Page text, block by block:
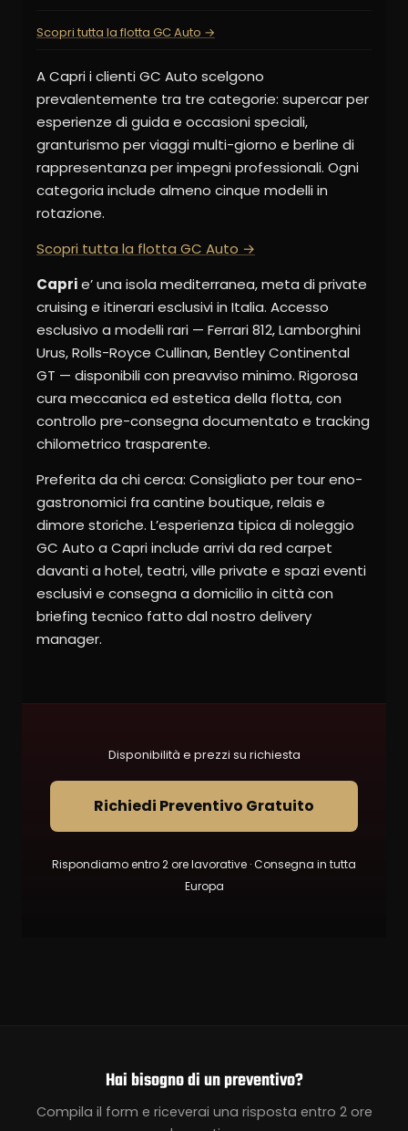
Scopri tutta la flotta GC Auto →
A Capri i clienti GC Auto scelgono
prevalentemente tra tre categorie: supercar per
esperienze di guida e occasioni speciali,
granturismo per viaggi multi-giorno e berline di
rappresentanza per impegni professionali. Ogni
categoria include almeno cinque modelli in
rotazione.
Scopri tutta la flotta GC Auto →
Caprie’ una isola mediterranea, meta di private
cruising e itinerari esclusivi in Italia. Accesso
esclusivo a modelli rari — Ferrari 812, Lamborghini
Urus, Rolls-Royce Cullinan, Bentley Continental
GT — disponibili con preavviso minimo. Rigorosa
cura meccanica ed estetica della flotta, con
controllo pre-consegna documentato e tracking
chilometrico trasparente.
Preferita da chi cerca: Consigliato per tour eno-
gastronomici fra cantine boutique, relais e
dimore storiche. L’esperienza tipica di noleggio
GC Auto a Capri include arrivi da red carpet
davanti a hotel, teatri, ville private e spazi eventi
esclusivi e consegna a domicilio in città con
briefing tecnico fatto dal nostro delivery
manager.
Disponibilità e prezzi su richiesta
Richiedi Preventivo Gratuito
Rispondiamo entro 2 ore lavorative · Consegna in tutta
Europa
Hai bisogno di un preventivo?
Compila il form e riceverai una risposta entro 2 ore